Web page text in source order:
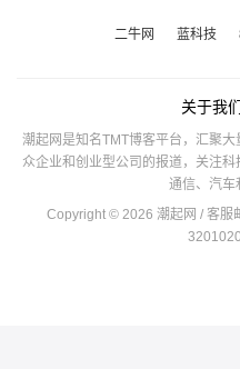
二牛网 蓝科技
关于我们
潮起网是知名TMT博客平台，汇聚
众企业和创业型公司的报道，关注科
通信、汽车
Copyright © 2026 潮起网 / 客服